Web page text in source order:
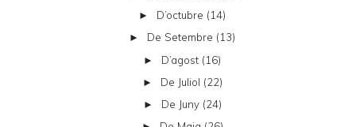
► D’octubre (14)
► De Setembre (13)
► D’agost (16)
► De Juliol (22)
► De Juny (24)